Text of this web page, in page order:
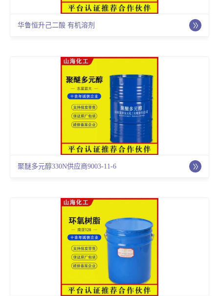
华鲁恒升己二酸 有机溶剂
聚醚多元醇330N供应商9003-11-6